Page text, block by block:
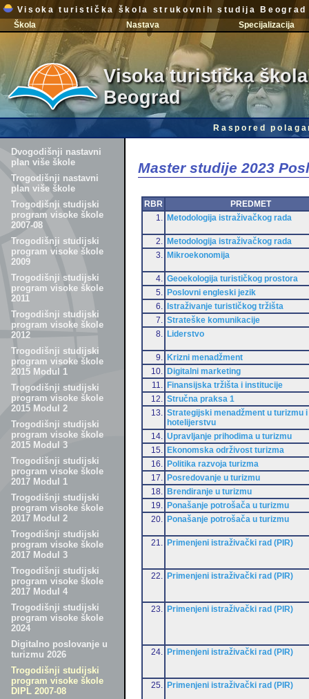
Visoka turistička škola strukovnih studija Beograd
Škola
Nastava Specijalizacija
Visoka turistička
Beograd
Raspored
Dvogodišnji nastavni
plan više škole
Trogodišnji nastavni
plan više škole
Trogodišnji studijski
program visoke škole
2007-08
Trogodišnji studijski
program visoke škole
2009
Trogodišnji studijski
program visoke škole
2011
Trogodišnji studijski
program visoke škole
2012
Trogodišnji studijski
program visoke škole
2015 Modul 1
Trogodišnji studijski
program visoke škole
2015 Modul 2
Trogodišnji studijski
program visoke škole
2015 Modul 3
Trogodišnji studijski
program visoke škole
2017 Modul 1
Trogodišnji studijski
program visoke škole
2017 Modul 2
Trogodišnji studijski
program visoke škole
2017 Modul 3
Trogodišnji studijski
program visoke škole
2017 Modul 4
Trogodišnji studijski
program visoke škole
2024
Digitalno poslovanje u
turizmu 2026
Trogodišnji studijski
program visoke škole
DIPL 2007-08
Master studije 2023
RBR
PREDMET
1.
Metodologija istraživačkog rada
2.
Metodologija istraživačkog rada
3.
Mikroekonomija
4.
Geoekologija turističkog prostora
5.
Poslovni engleski jezik
6.
Istraživanje turističkog tržišta
7.
Strateške komunikacije
8.
Liderstvo
9.
Krizni menadžment
10.
Digitalni marketing
11.
Finansijska tržišta i institucije
12.
Stručna praksa 1
13.
Strategijski menadžment u turizmu i
hotelijerstvu
14.
Upravljanje prihodima u turizmu
15.
Ekonomska održivost turizma
16.
Politika razvoja turizma
17.
Posredovanje u turizmu
18.
Brendiranje u turizmu
19.
Ponašanje potrošača u turizmu
20.
Ponašanje potrošača u turizmu
21. Primenjeni istraživački rad (PIR)
22. Primenjeni istraživački rad (PIR)
23. Primenjeni istraživački rad (PIR)
24. Primenjeni istraživački rad (PIR)
25. Primenjeni istraživački rad (PIR)